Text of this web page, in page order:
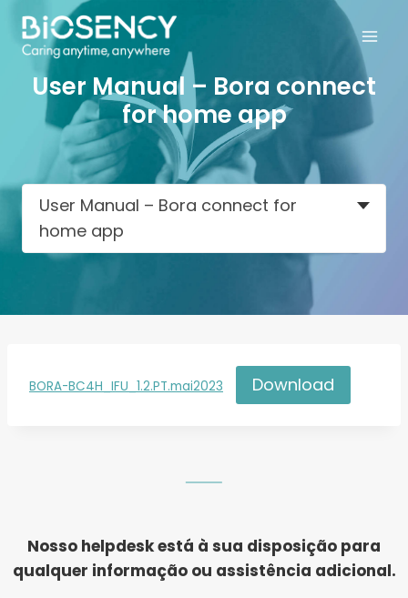
Skip
content
User Manual – Bora connect
for home app
User Manual – Bora connect for
home app
BORA-BC4H_IFU_1.2.PT.mai2023 Download
Nosso helpdesk está à sua disposição para
qualquer informação ou assistência adicional.